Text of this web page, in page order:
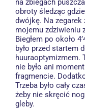
na zbiegach
obroty śledząc
dwójkę. Na zegarek
mojemu zdziwieniu
Biegłem po około
było przed startem
huuraoptymizmem.
nie było ani
fragmencie.
Trzeba było cały
żeby nie skręcić
gleby.